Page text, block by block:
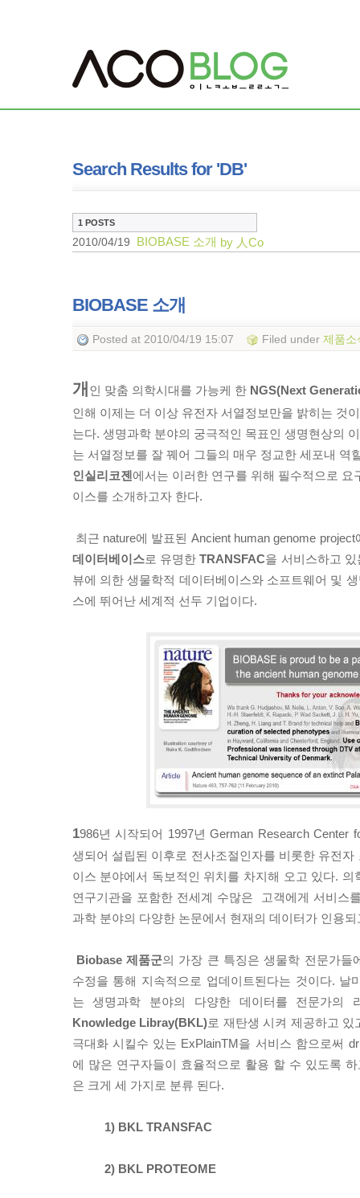
Search Results for 'DB'
1 POSTS
2010/04/19 BIOBASE 소개 by 人Co
BIOBASE 소개
Posted at 2010/04/19 15:07 Filed under제품소
개 인 맞춤 의학시대를 가능케 한 NGS(Next
인해 이제는 더 이상 유전자 서열정보만을 밝히는 것
는다. 생명과학 분야의 궁극적인 목표인 생명현상의
는 서열정보를 잘 꿰어 그들의 매우 정교한 세포내 역
인실리코젠에서는 이러한 연구를 위해 필수적으로 요
이스를 소개하고자 한다.
최근 nature에 발표된 Ancient human genome
데이터베이스로 유명한TRANSFAC을 서비스하고
뷰에 의한 생물학적 데이터베이스와 소프트웨어 및
스에 뛰어난 세계적 선두 기업이다.
1986년 시작되어 1997년 German Research Center
생되어 설립된 이후로 전사조절인자를 비롯한 유전
이스 분야에서 독보적인 위치를 차지해 오고 있다. 의
연구기관을 포함한 전세계 수많은 고객에게 서비스
과학 분야의 다양한 논문에서 현재의 데이터가 인용되
Biobase 제품군의 가장 큰 특징은 생물학 전문가들
수정을 통해 지속적으로 업데이트된다는 것이다. 날
는 생명과학 분야의 다양한 데이터를 전문가의
Knowledge Libray(BKL)로 재탄생 시켜 제공하고 있
극대화 시킬수 있는 ExPlainTM을 서비스 함으로써
에 많은 연구자들이 효율적으로 활용 할 수 있도록
은 크게 세 가지로 분류 된다.
1) BKL TRANSFAC
2) BKL PROTEOME